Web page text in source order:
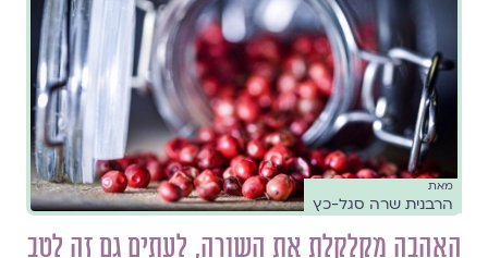
מאת
הרבנית שרה סגל-כץ
האהבה מקלקלת את השורה, לעתים גם זה לטב